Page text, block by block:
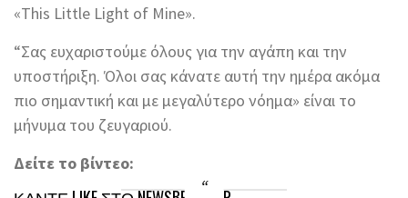
«This Little Light of Mine».
“Σας ευχαριστούμε όλους για την αγάπη και την
υποστήριξη. Όλοι σας κάνατε αυτή την ημέρα ακόμα
πιο σημαντική και με μεγαλύτερο νόημα» είναι το
μήνυμα του ζευγαριού.
Δείτε το βίντεο: